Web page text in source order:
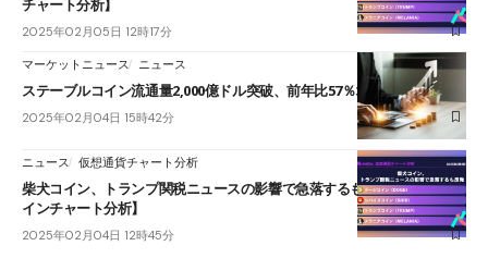
2025年02月05日 12時17分
マーケットニュース ニュース
ステーブルコイン流通量2,000億ドル突破、前年比57％増＝Artemis
2025年02月04日 15時42分
ニュース 仮想通貨チャート分析
柴犬コイン、トランプ関税ニュースの影響で急落するも反発【ミームコ
インチャート分析】
2025年02月04日 12時45分